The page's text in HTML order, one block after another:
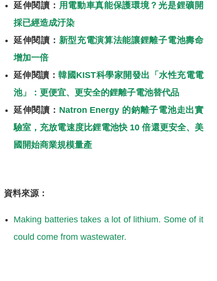
延伸閱讀： 用電動車真能保護環境？光是鋰礦開
採已經造成汙染
延伸閱讀： 新型充電演算法能讓鋰離子電池壽命
增加一倍
延伸閱讀：韓國KIST科學家開發出「水性充電電
池」：更便宜、更安全的鋰離子電池替代品
延伸閱讀： Natron Energy 的鈉離子電池走出實
驗室，充放電速度比鋰電池快 10 倍還更安全、美
國開始商業規模量產
資料來源：
Making batteries takes a lot of lithium. Some of it
could come from wastewater.